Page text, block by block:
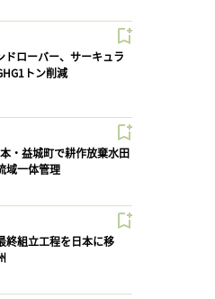
ドローバー、サーキュラ
トン削減
・益城町で耕作放棄水田
域一体管理
終組立工程を日本に移